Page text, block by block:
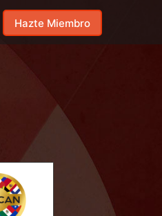
Hazte Miembro